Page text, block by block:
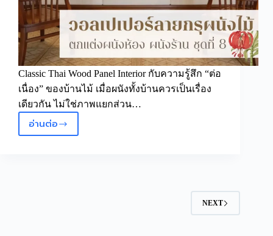
Classic Thai Wood Panel Interior กับความรู้สึก “ต่อ
เนื่อง” ของบ้านไม้ เมื่อผนังทั้งบ้านควรเป็นเรื่อง
เดียวกัน ไม่ใช่ภาพแยกส่วน…
อ่านต่อClassic
NEXT